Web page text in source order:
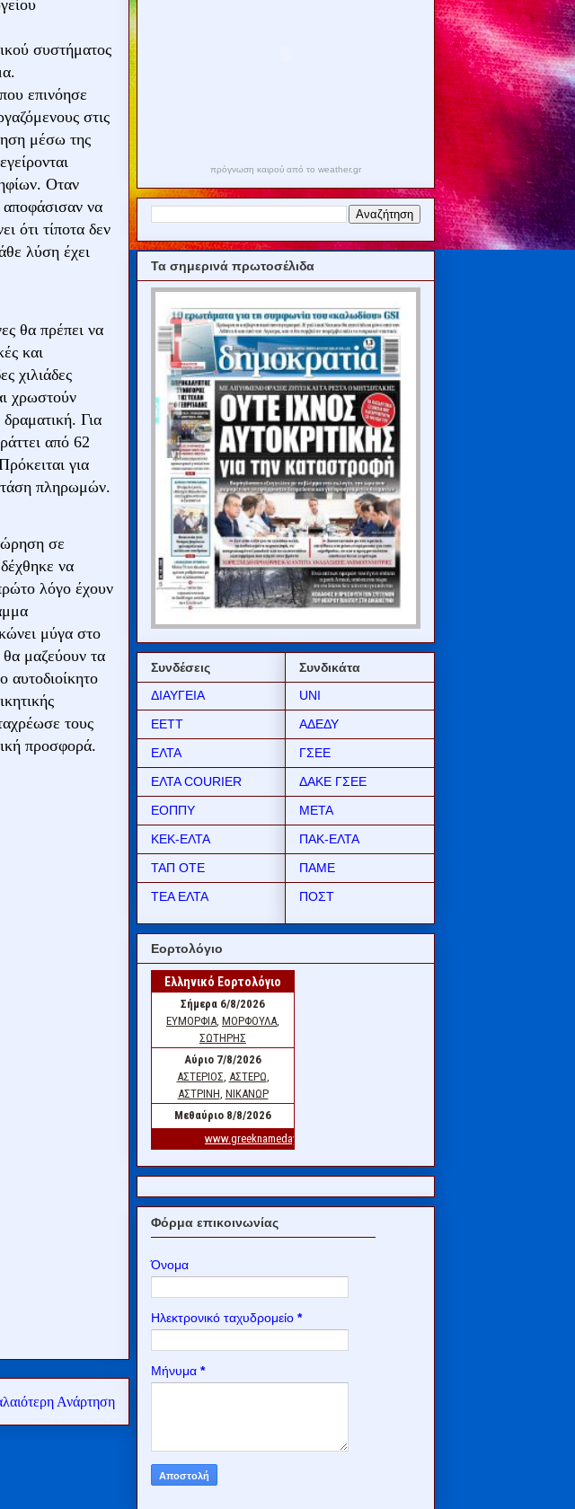
συστήματος
επινόησε
στις
μέσω της
Οταν
αποφάσισαν να
ότι τίποτα δεν
λύση έχει
θα πρέπει να
και
χιλιάδες
χρωστούν
Για
από 62
για
πληρωμών.
σε
να
λόγο έχουν
μύγα στο
θα μαζεύουν τα
αυτοδιοίκητο
τους
προσφορά.
Ανάρτηση
πρόγνωση καιρού από το weather.gr
Τα σημερινά πρωτοσέλιδα
Συνδέσεις
ΔΙΑΥΓΕΙΑ
ΕΕΤΤ
ΕΛΤΑ
ΕΛΤΑ COURIER
ΕΟΠΠΥ
ΚΕΚ-ΕΛΤΑ
ΤΑΠ ΟΤΕ
ΤΕΑ ΕΛΤΑ
Συνδικάτα
UNI
ΑΔΕΔΥ
ΓΣΕΕ
ΔΑΚΕ ΓΣΕΕ
ΜΕΤΑ
ΠΑΚ-ΕΛΤΑ
ΠΑΜΕ
ΠΟΣΤ
Εορτολόγιο
Φόρμα επικοινωνίας
Όνομα
Ηλεκτρονικό ταχυδρομείο *
Μήνυμα *